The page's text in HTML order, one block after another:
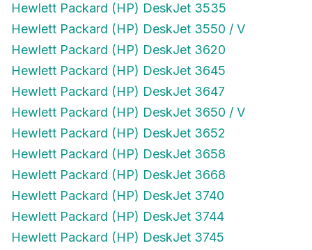
Hewlett Packard (HP) DeskJet 3535
Hewlett Packard (HP) DeskJet 3550 / V
Hewlett Packard (HP) DeskJet 3620
Hewlett Packard (HP) DeskJet 3645
Hewlett Packard (HP) DeskJet 3647
Hewlett Packard (HP) DeskJet 3650 / V
Hewlett Packard (HP) DeskJet 3652
Hewlett Packard (HP) DeskJet 3658
Hewlett Packard (HP) DeskJet 3668
Hewlett Packard (HP) DeskJet 3740
Hewlett Packard (HP) DeskJet 3744
Hewlett Packard (HP) DeskJet 3745